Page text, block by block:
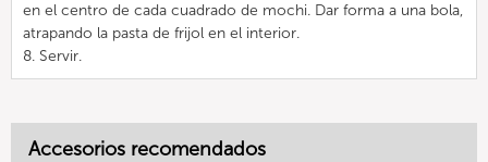
en el centro de cada cuadrado de mochi. Dar forma a una bola,
atrapando la pasta de frijol en el interior.
8. Servir.
Accesorios recomendados